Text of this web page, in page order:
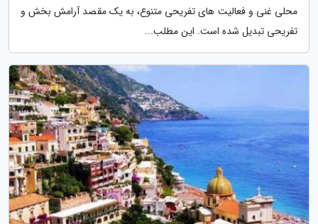
محلی غنی و فعالیت های تفریحی متنوع، به یک مقصد آرامش بخش و
تفریحی تبدیل شده است. این مطلب...